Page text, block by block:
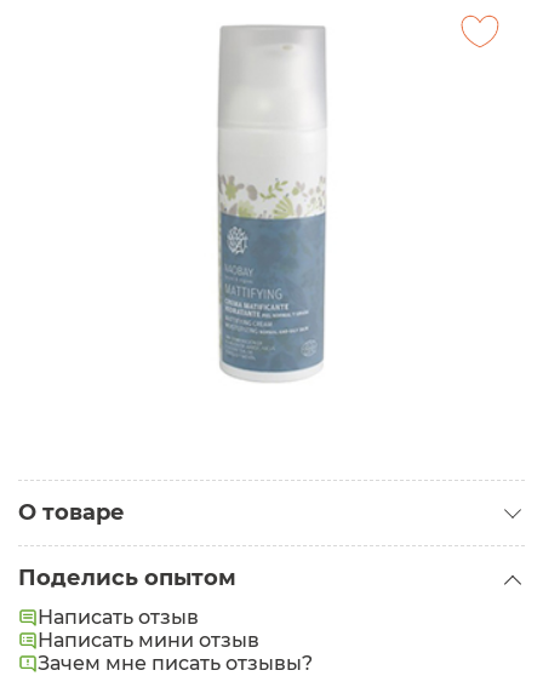
О товаре
Поделись опытом
Написать отзыв
Написать мини отзыв
Зачем мне писать отзывы?